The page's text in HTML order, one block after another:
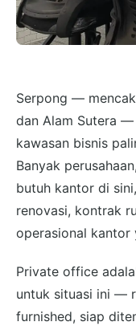
Serpong —
dan Alam Sutera —
kawasan bisnis
Banyak
butuh kantor di
renovasi, kontrak
operasional kantor
Private office
untuk situasi ini —
furnished, siap